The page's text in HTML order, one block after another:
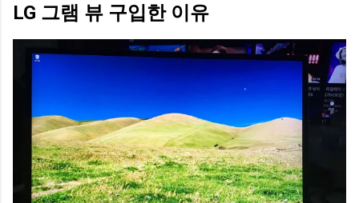
LG 그램 뷰 구입한 이유